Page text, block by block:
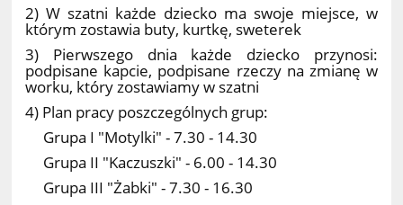
2) W szatni każde dziecko ma swoje miejsce, w
którym zostawia buty, kurtkę, sweterek
3) Pierwszego dnia każde dziecko przynosi:
podpisane kapcie, podpisane rzeczy na zmianę w
worku, który zostawiamy w szatni
4) Plan pracy poszczególnych grup:
Grupa I "Motylki" - 7.30 - 14.30
Grupa II "Kaczuszki" - 6.00 - 14.30
Grupa III "Żabki" - 7.30 - 16.30